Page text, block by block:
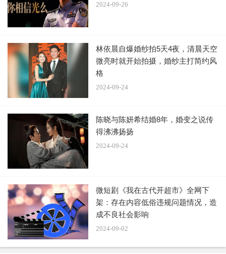
好多了，尤其是灵宠朏朏，刚出场的时候萌化了不少人的
心，但谁能想到扭头就被吃了呢。
而且没有对比就没有伤害，相比隔壁《安乐传》那仿佛现从
《加勒比海盗》上扒下来的特效，《长相思》已经算是很优
秀了。
2024-09-26
林依晨自爆婚纱拍5天4夜，清晨天空
微亮时就开始拍摄，婚纱主打简约风
格
2024-09-24
陈晓与陈妍希结婚8年，婚变之说传
得沸沸扬扬
2024-09-24
微短剧《我在古代开超市》全网下
架：存在内容低俗违规问题情况，造
成不良社会影响
2024-09-02